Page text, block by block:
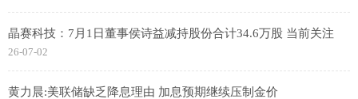
晶赛科技：7月1日董事侯诗益减持股份合计34.6万股 当前关注
26-07-02
黄力晨:美联储缺乏降息理由 加息预期继续压制金价